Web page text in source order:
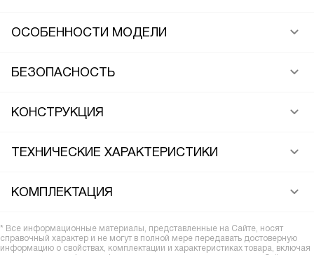
ОСОБЕННОСТИ МОДЕЛИ
БЕЗОПАСНОСТЬ
КОНСТРУКЦИЯ
ТЕХНИЧЕСКИЕ ХАРАКТЕРИСТИКИ
КОМПЛЕКТАЦИЯ
* Все информационные материалы, представленные на Сайте, носят
справочный характер и не могут в полной мере передавать достоверную
информацию о свойствах, комплектации и характеристиках товара, включая